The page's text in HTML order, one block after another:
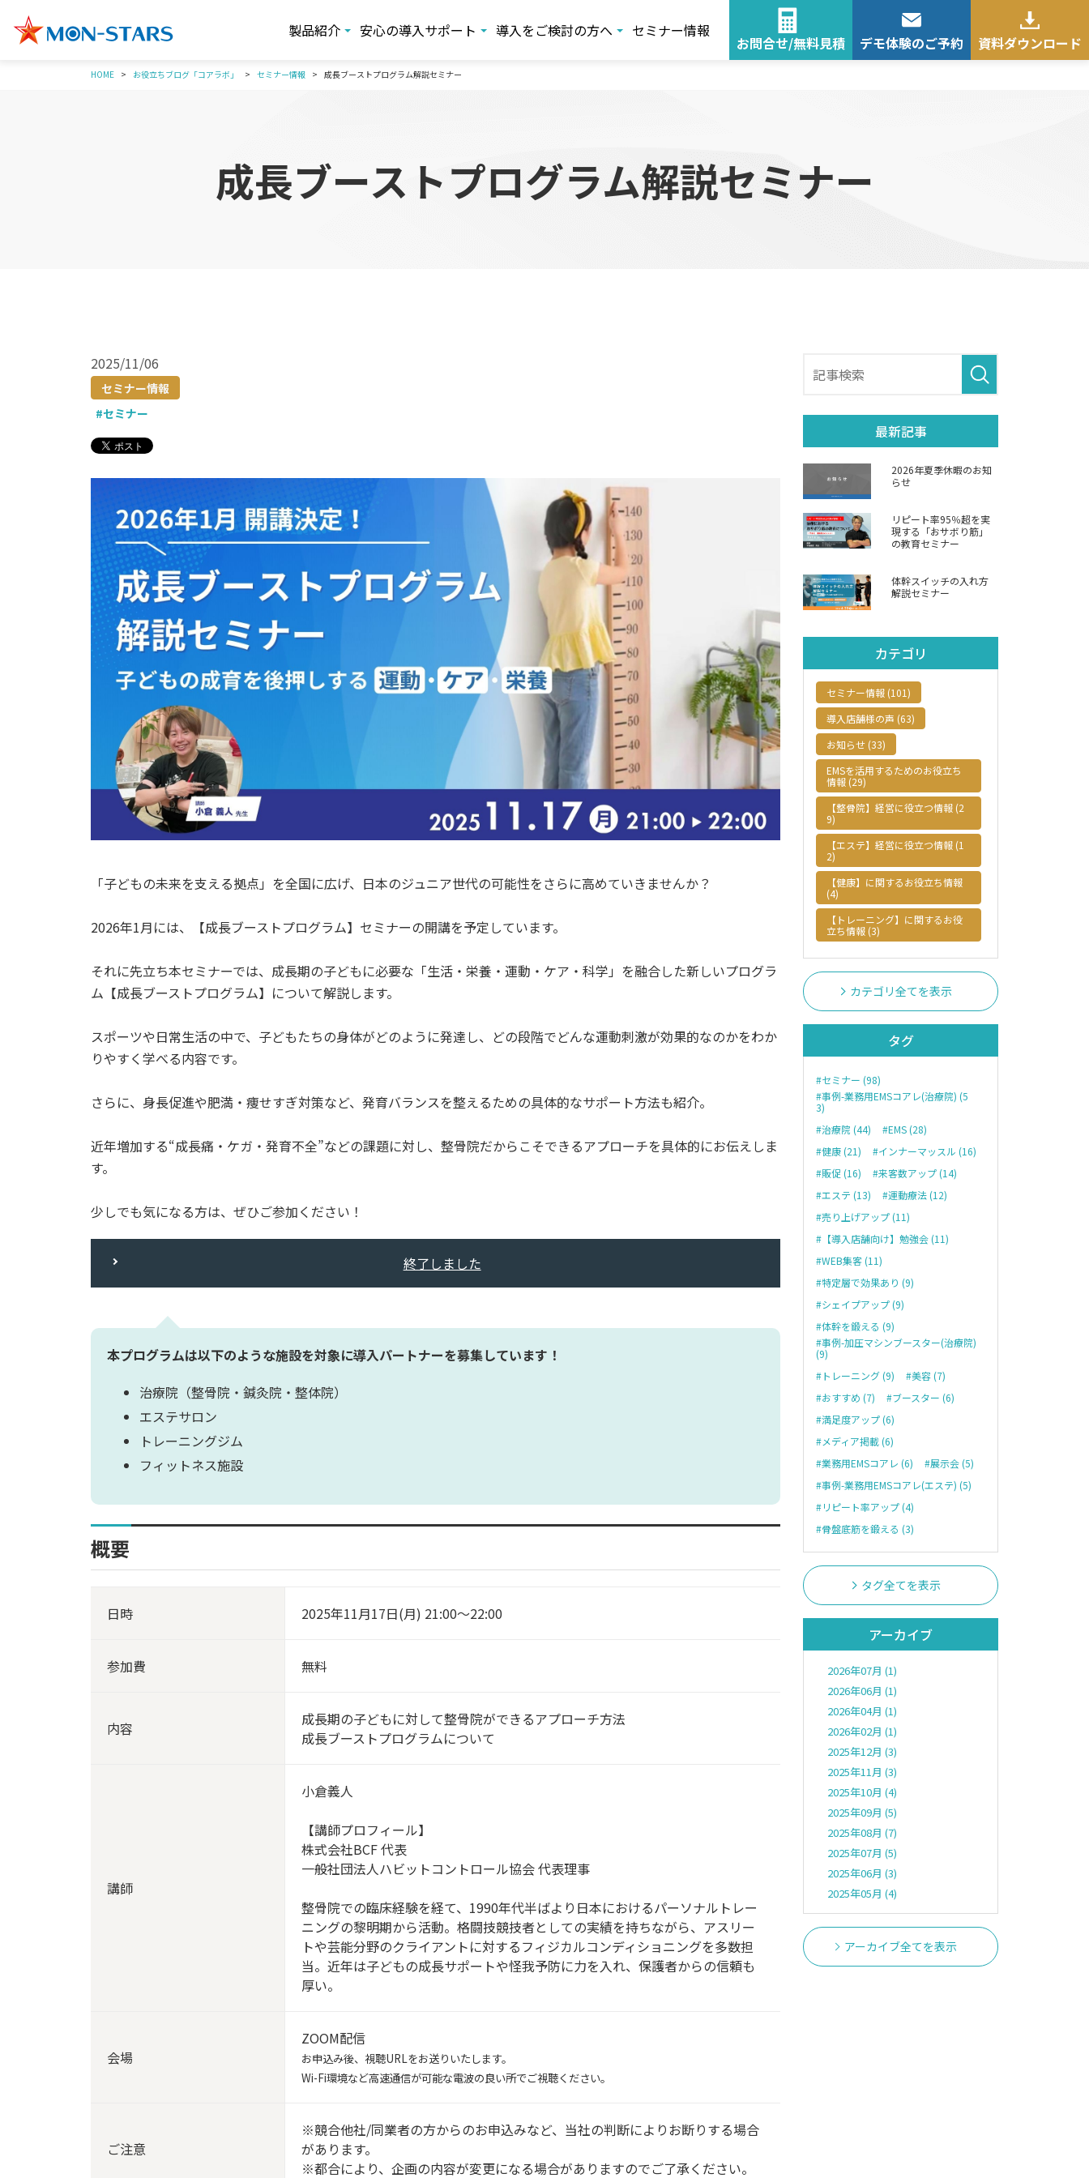
製品紹介 安心の導入サポート 導入をご検討の方へ セミナー情報
お問合せ/無料見積 デモ体験のご予約 資料ダウンロード
HOME お役立ちブログ「コアラボ」 セミナー情報 成長ブーストプログラム解説セミナー
成長ブーストプログラム解説セミナー
2025/11/06
セミナー情報
#セミナー
「子どもの未来を支える拠点」を全国に広げ、日本のジュニア世代の可能性をさらに高めていきませんか？
2026年1月には、【成長ブーストプログラム】セミナーの開講を予定しています。
それに先立ち本セミナーでは、成長期の子どもに必要な「生活・栄養・運動・ケア・科学」を融合した新しいプログラ
ム【成長ブーストプログラム】について解説します。
スポーツや日常生活の中で、子どもたちの身体がどのように発達し、どの段階でどんな運動刺激が効果的なのかをわか
りやすく学べる内容です。
さらに、身長促進や肥満・痩せすぎ対策など、発育バランスを整えるための具体的なサポート方法も紹介。
近年増加する“成長痛・ケガ・発育不全”などの課題に対し、整骨院だからこそできるアプローチを具体的にお伝えしま
す。
少しでも気になる方は、ぜひご参加ください！
終了しました
本プログラムは以下のような施設を対象に導入パートナーを募集しています！
治療院（整骨院・鍼灸院・整体院）
エステサロン
トレーニングジム
フィットネス施設
概要
日時 2025年11月17日(月) 21:00～22:00
参加費 無料
内容
成長期の子どもに対して整骨院ができるアプローチ方法
成長ブーストプログラムについて
講師
小倉義人
【講師プロフィール】
株式会社BCF 代表
一般社団法人ハビットコントロール協会 代表理事
整骨院での臨床経験を経て、1990年代半ばより日本におけるパーソナルトレー
ニングの黎明期から活動。格闘技競技者としての実績を持ちながら、アスリー
トや芸能分野のクライアントに対するフィジカルコンディショニングを多数担
当。近年は子どもの成長サポートや怪我予防に力を入れ、保護者からの信頼も
厚い。
会場
ZOOM配信
お申込み後、視聴URLをお送りいたします。
Wi-Fi環境など高速通信が可能な電波の良い所でご視聴ください。
ご注意
※競合他社/同業者の方からのお申込みなど、当社の判断によりお断りする場合
があります。
※都合により、企画の内容が変更になる場合がありますのでご了承ください。
最新記事
2026年夏季休暇のお知
らせ
リピート率95％超を実
現する「おサボり筋」
の教育セミナー
体幹スイッチの入れ方
解説セミナー
カテゴリ
セミナー情報 (101)
導入店舗様の声 (63)
お知らせ (33)
EMSを活用するためのお役立ち
情報 (29)
【整骨院】経営に役立つ情報 (2
9)
【エステ】経営に役立つ情報 (1
2)
【健康】に関するお役立ち情報
(4)
【トレーニング】に関するお役
立ち情報 (3)
カテゴリ全てを表示
タグ
#セミナー (98)
#事例-業務用EMSコアレ(治療院) (5
3)
#治療院 (44)
#EMS (28)
#健康 (21)
#インナーマッスル (16)
#販促 (16)
#来客数アップ (14)
#エステ (13)
#運動療法 (12)
#売り上げアップ (11)
#【導入店舗向け】勉強会 (11)
#WEB集客 (11)
#特定層で効果あり (9)
#シェイプアップ (9)
#体幹を鍛える (9)
#事例-加圧マシンブースター(治療院)
(9)
#トレーニング (9)
#美容 (7)
#おすすめ (7)
#ブースター (6)
#満足度アップ (6)
#メディア掲載 (6)
#業務用EMSコアレ (6)
#展示会 (5)
#事例-業務用EMSコアレ(エステ) (5)
#リピート率アップ (4)
#骨盤底筋を鍛える (3)
タグ全てを表示
アーカイブ
2026年07月 (1)
2026年06月 (1)
2026年04月 (1)
2026年02月 (1)
2025年12月 (3)
2025年11月 (3)
2025年10月 (4)
2025年09月 (5)
2025年08月 (7)
2025年07月 (5)
2025年06月 (3)
2025年05月 (4)
アーカイブ全てを表示